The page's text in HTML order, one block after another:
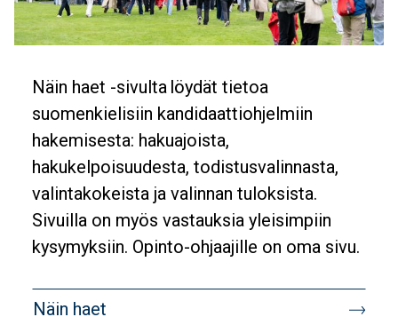
Banner
Description
Näin haet -sivulta löydät tietoa
suomenkielisiin kandidaattiohjelmiin
hakemisesta: hakuajoista,
hakukelpoisuudesta, todistusvalinnasta,
valintakokeista ja valinnan tuloksista.
Sivuilla on myös vastauksia yleisimpiin
kysymyksiin. Opinto-ohjaajille on oma sivu.
Banner
Näin haet